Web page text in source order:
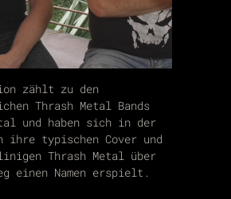
zählt zu den
Thrash Metal Bands
und haben sich in der
ihre typischen Cover und
Thrash Metal über
einen Namen erspielt.